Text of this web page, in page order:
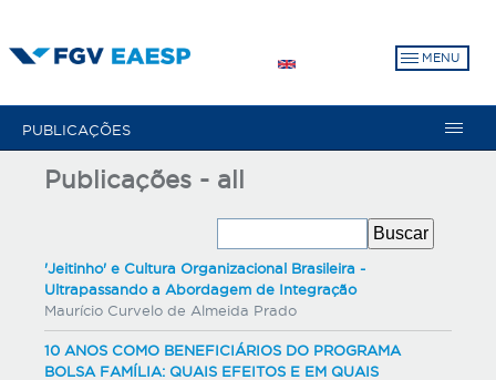
para
MENU
PUBLICAÇÕES
Publicações - all
'Jeitinho' e Cultura Organizacional Brasileira -
Ultrapassando a Abordagem de Integração
Maurício Curvelo de Almeida Prado
10 ANOS COMO BENEFICIÁRIOS DO PROGRAMA
BOLSA FAMÍLIA: QUAIS EFEITOS E EM QUAIS